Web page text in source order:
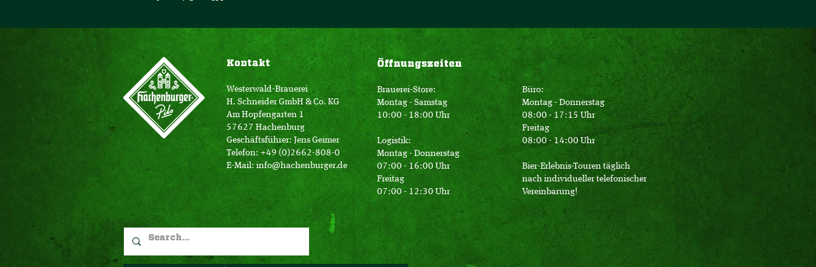
Kontakt
Westerwald-Brauerei
H. Schneider GmbH & Co. KG
Am Hopfengarten 1
57627 Hachenburg
Geschäftsführer: Jens Geimer
Telefon: +49 (0)2662-808-0
E-Mail: info@hachenburger.de
Öffnungszeiten
Brauerei-Store:
Montag - Samstag
10:00 - 18:00 Uhr
Logistik:
Montag - Donnerstag
07:00 - 16:00 Uhr
Freitag
07:00 - 12:30 Uhr
Büro:
Montag - Donnerstag
08:00 - 17:15 Uhr
Freitag
08:00 - 14:00 Uhr
Bier-Erlebnis-Touren täglich
nach individueller telefonischer
Vereinbarung!